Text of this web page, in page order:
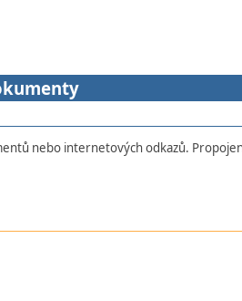
nebo internetových odkazů.